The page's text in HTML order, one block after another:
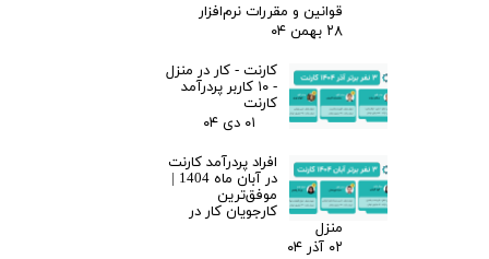
قوانین و مقررات نرم‌افزار
۲۸ بهمن ۰۴
کارنت - کار در منزل
- ۱۰ کاربر پردرآمد
کارنت
۰۱ دی ۰۴
افراد پردرآمد کارنت
در آبان ماه 1404 |
موفق‌ترین
کارجویان کار در
منزل
۰۲ آذر ۰۴